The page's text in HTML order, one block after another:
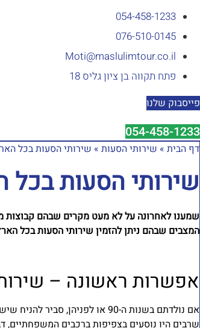
054-458-1233⁩
076-510-0145
Moti@maslulimtour.co.il
פתח תקווה בן ציון גליס 18
פייסבוק שלנו
054-458-1233⁩
דף הבית » שירותי הסעות » שירותי הסעות בכל
שירותי הסעות בכל
שמענו לאחרונה על לא מעט מקרים שבהם קבוצות
המצבים שבהם ניתן להזמין שירותי הסעות בכל
אפשרות ראשונה –
אם נולדתם בשנות ה-90 או
שרבים היו נוסעים בצפיפות ברכבים